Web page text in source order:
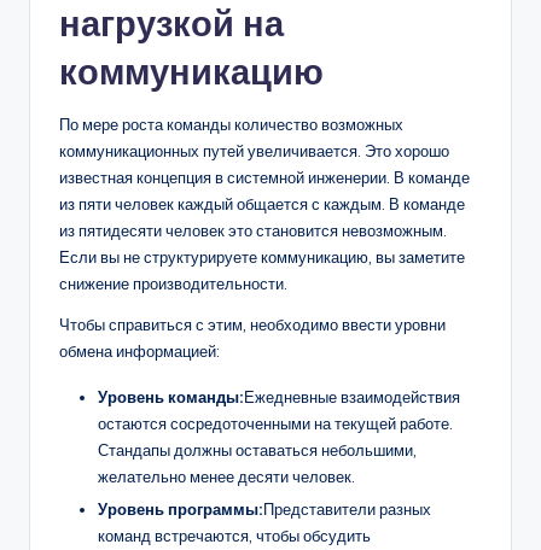
нагрузкой на
коммуникацию
По мере роста команды количество возможных
коммуникационных путей увеличивается. Это хорошо
известная концепция в системной инженерии. В команде
из пяти человек каждый общается с каждым. В команде
из пятидесяти человек это становится невозможным.
Если вы не структурируете коммуникацию, вы заметите
снижение производительности.
Чтобы справиться с этим, необходимо ввести уровни
обмена информацией:
Уровень команды:Ежедневные взаимодействия
остаются сосредоточенными на текущей работе.
Стандапы должны оставаться небольшими,
желательно менее десяти человек.
Уровень программы:Представители разных
команд встречаются, чтобы обсудить